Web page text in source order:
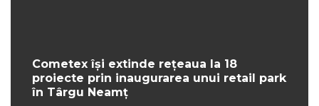
Cometex își extinde rețeaua la 18
proiecte prin inaugurarea unui retail park
în Târgu Neamț